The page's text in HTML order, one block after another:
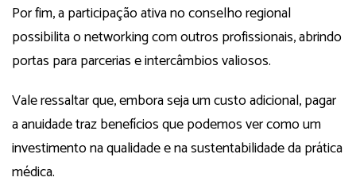
Por fim, a participação ativa no conselho regional
possibilita o networking com outros profissionais, abrindo
portas para parcerias e intercâmbios valiosos.
Vale ressaltar que, embora seja um custo adicional, pagar
a anuidade traz benefícios que podemos ver como um
investimento na qualidade e na sustentabilidade da prática
médica.